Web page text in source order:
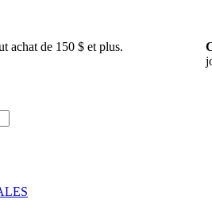
achat de 150 $ et plus.